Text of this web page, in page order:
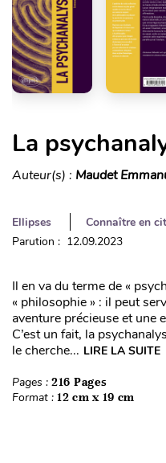
La
Auteur(s) : Maudet
Ellipses
Connaître en
Parution : 12.09.2023
Il en va du terme de «
« philosophie » : il peut
aventure précieuse et une
C’est un fait, la
le cherche... LIRE LA SUITE
Pages : 216 Pages
Format : 12 cm x 19 cm